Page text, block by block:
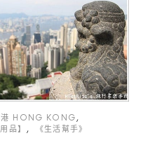
港 HONG KONG
品】 《生活幫手》